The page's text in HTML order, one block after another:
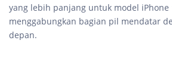
yang lebih panjang untuk model iPhone
menggabungkan bagian pil mendatar
depan.